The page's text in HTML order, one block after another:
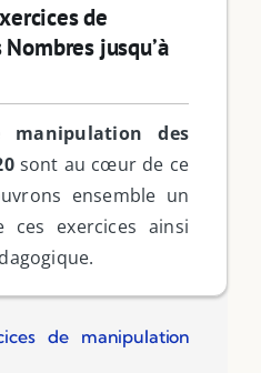
de
jusqu’à
manipulation des
sont au cœur de ce
ensemble un
ces exercices ainsi
de manipulation